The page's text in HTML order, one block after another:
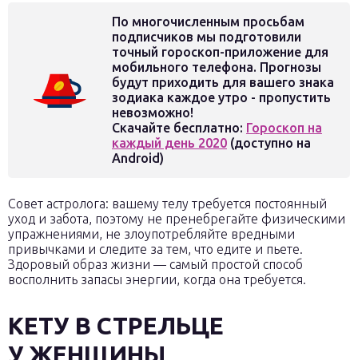
По многочисленным просьбам
подписчиков мы подготовили
точный гороскоп-приложение для
мобильного телефона. Прогнозы
будут приходить для вашего знака
зодиака каждое утро - пропустить
невозможно!
Скачайте бесплатно: Гороскоп на
каждый день 2020 (доступно на
Android)
Совет астролога: вашему телу требуется постоянный
уход и забота, поэтому не пренебрегайте физическими
упражнениями, не злоупотребляйте вредными
привычками и следите за тем, что едите и пьете.
Здоровый образ жизни — самый простой способ
восполнить запасы энергии, когда она требуется.
КЕТУ В СТРЕЛЬЦЕ
У ЖЕНЩИНЫ